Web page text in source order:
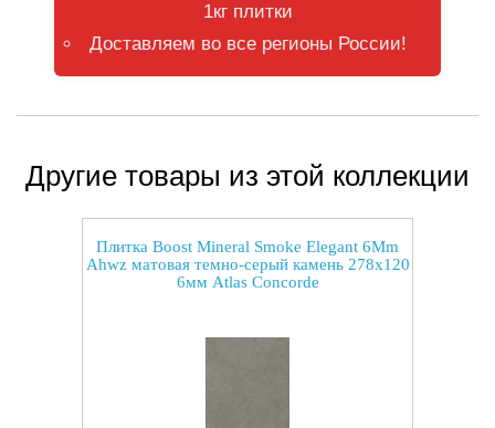
1кг плитки
Доставляем во все регионы России!
Другие товары из этой коллекции
Плитка Boost Mineral Smoke Elegant 6Mm
Ahwz матовая темно-серый камень 278x120
6мм Atlas Concorde